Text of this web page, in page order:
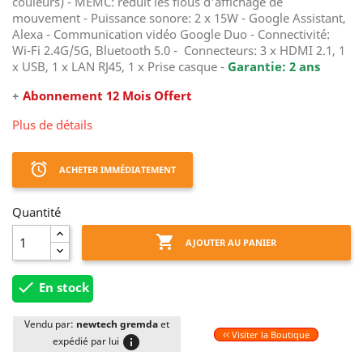
mouvement - Puissance sonore: 2 x 15W - Google Assistant,
Alexa - Communication vidéo Google Duo - Connectivité:
Wi-Fi 2.4G/5G, Bluetooth 5.0 - Connecteurs: 3 x HDMI 2.1, 1
x USB, 1 x LAN RJ45, 1 x Prise casque - Garantie: 2 ans
+ Abonnement 12 Mois Offert
Plus de détails
access_alarm ACHETER IMMÉDIATEMENT
Quantité
 AJOUTER AU PANIER
 En stock
Vendu par: newtech gremdaet
expédié par lui info Visiter la Boutique